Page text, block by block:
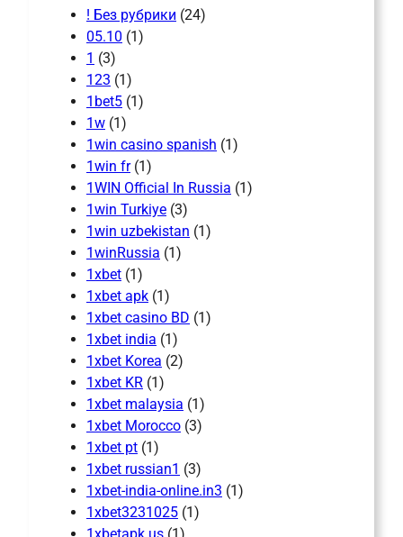
! Без рубрики (24)
05.10 (1)
1 (3)
123 (1)
1bet5 (1)
1w (1)
1win casino spanish (1)
1win fr(1)
1WIN Official In Russia (1)
1win Turkiye (3)
1win uzbekistan (1)
1winRussia (1)
1xbet (1)
1xbet apk (1)
1xbet casino BD (1)
1xbet india (1)
1xbet Korea (2)
1xbet KR (1)
1xbet malaysia (1)
1xbet Morocco (3)
1xbet pt (1)
1xbet russian1 (3)
1xbet-india-online.in3 (1)
1xbet3231025 (1)